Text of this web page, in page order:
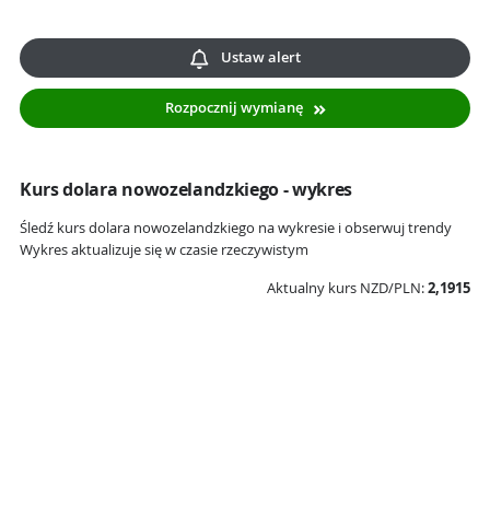
Ustaw alert
Rozpocznij wymianę
Kurs dolara nowozelandzkiego - wykres
Śledź kurs dolara nowozelandzkiego na wykresie i obserwuj trendy
Wykres aktualizuje się w czasie rzeczywistym
Aktualny kurs NZD/PLN:2,1915